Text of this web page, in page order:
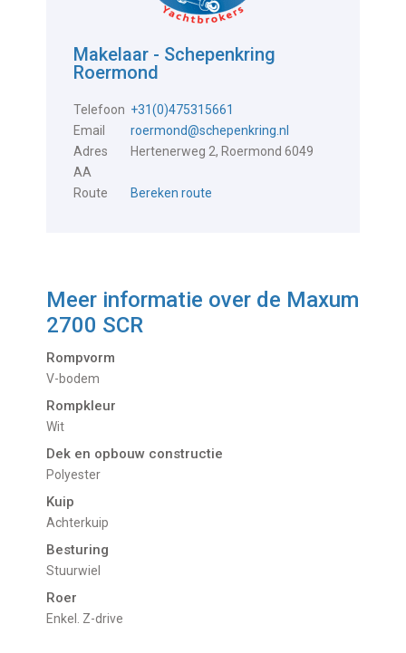
Makelaar - Schepenkring
Roermond
Telefoon +31(0)475315661
Email
roermond@schepenkring.nl
Adres
Hertenerweg 2, Roermond 6049
AA
Route
Bereken route
Meer informatie over de Maxum
2700 SCR
Rompvorm
V-bodem
Rompkleur
Wit
Dek en opbouw constructie
Polyester
Kuip
Achterkuip
Besturing
Stuurwiel
Roer
Enkel. Z-drive